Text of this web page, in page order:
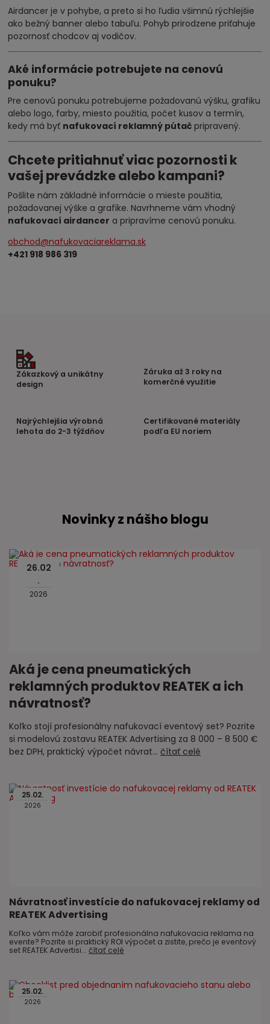
Airdancer je v pohybe, a preto si ho ľudia všimnú rýchlejšie
ako bežný banner alebo tabuľu. Pohyb prirodzene priťahuje
pozornosť chodcov aj vodičov.
Aké informácie potrebujete na cenovú
ponuku?
Pre cenovú ponuku potrebujeme požadovanú výšku, grafiku
alebo logo, farby, miesto použitia, počet kusov a termín,
kedy má byť nafukovací reklamný pútač pripravený.
Chcete pritiahnuť viac pozornosti k
vašej prevádzke alebo kampani?
Pošlite nám základné informácie o mieste použitia,
požadovanej výške a grafike. Navrhneme vám vhodný
nafukovací airdancer a pripravíme cenovú ponuku.
obchod@nafukovaciareklama.sk
+421 918 986 319
Zákazkový a unikátny
design
Záruka až 3 roky na
komerčné využitie
Najrýchlejšia výrobná
lehota do 2-3 týždňov
Certifikované materiály
podľa EU noriem
Novinky z nášho blogu
26.02
.
2026
Aká je cena pneumatických
reklamných produktov REATEK a ich
návratnosť?
Koľko stojí profesionálny nafukovací eventový set? Pozrite
si modelovú zostavu REATEK Advertising za 8 000 – 8 500 €
bez DPH, praktický výpočet návrat... čítať celé
25.02.
2026
Návratnosť investície do nafukovacej reklamy od
REATEK Advertising
Koľko vám môže zarobiť profesionálna nafukovacia reklama na
evente? Pozrite si praktický ROI výpočet a zistite, prečo je eventový
set REATEK Advertisi... čítať celé
25.02.
2026